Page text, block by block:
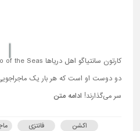
دو دوست او است که هر بار یک
سر می‌گذارند! ادامه متن
اکشن فانتزی